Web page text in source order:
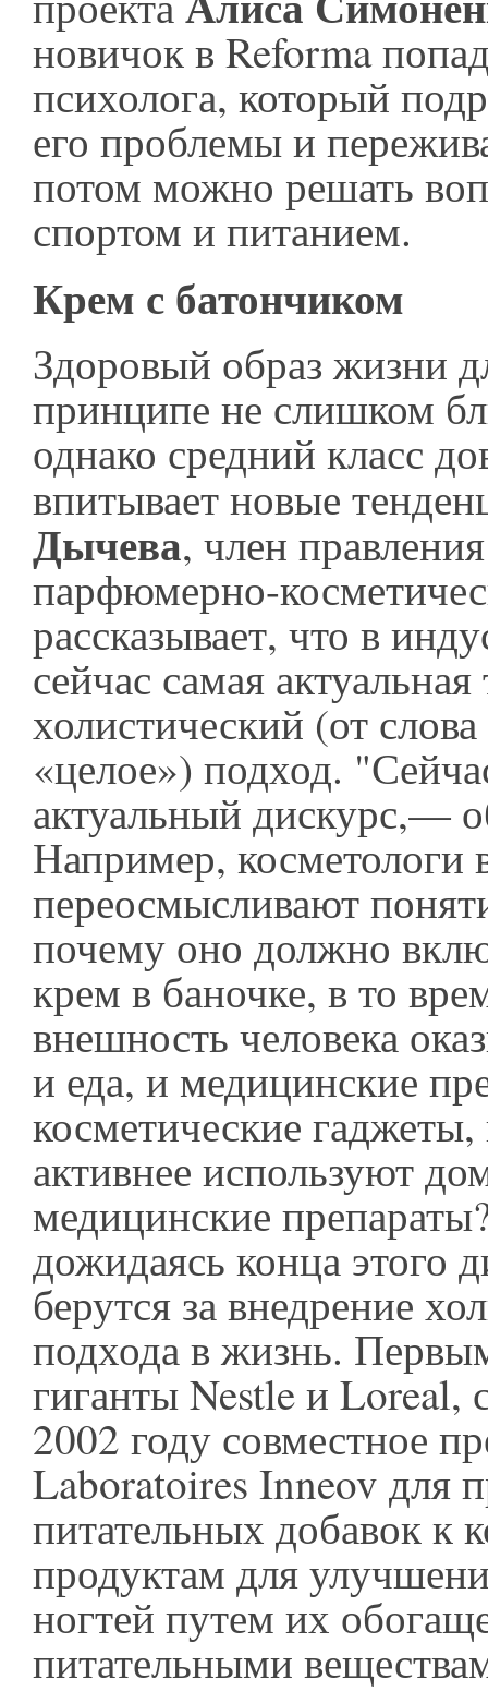
новичок в Reforma
психолога, который
его проблемы и
потом можно решать
спортом и питанием.
Крем с батончиком
Здоровый образ жизни
принципе не слишком
однако средний класс
впитывает новые
Дычева, член
парфюмерно-
рассказывает, что в
сейчас самая
холистический (от
«целое») подход.
актуальный дискурс,—
Например, косметологи
переосмысливают
почему оно должно
крем в баночке, в то
внешность человека
и еда, и медицинские
косметические гаджеты,
активнее используют
медицинские
дожидаясь конца этого
берутся за внедрение
подхода в жизнь.
гиганты Nestle и Loreal,
2002 году совместное
Laboratoires Inneov для
питательных добавок к
продуктам для
ногтей путем их
питательными